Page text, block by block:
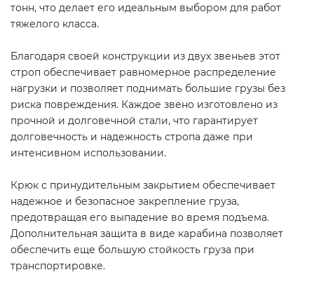
тонн, что делает его идеальным выбором для работ
тяжелого класса.
Благодаря своей конструкции из двух звеньев этот
строп обеспечивает равномерное распределение
нагрузки и позволяет поднимать большие грузы без
риска повреждения. Каждое звено изготовлено из
прочной и долговечной стали, что гарантирует
долговечность и надежность стропа даже при
интенсивном использовании.
Крюк с принудительным закрытием обеспечивает
надежное и безопасное закрепление груза,
предотвращая его выпадение во время подъема.
Дополнительная защита в виде карабина позволяет
обеспечить еще большую стойкость груза при
транспортировке.